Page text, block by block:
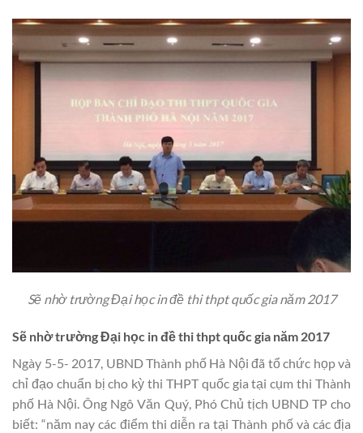
Sẽ nhờ trường Đại học in đề thi thpt quốc gia năm 2017
Sẽ nhờ trường Đại học in đề thi thpt quốc gia năm 2017
Ngày 5-5- 2017, UBND Thành phố Hà Nội đã tổ chức họp và
chỉ đạo chuẩn bị cho kỳ thi THPT quốc gia tại cụm thi Thành
phố Hà Nội. Ông Ngô Văn Quý, Phó Chủ tịch UBND TP cho
biết: “năm nay các điểm thi diễn ra tại Thành phố và các địa